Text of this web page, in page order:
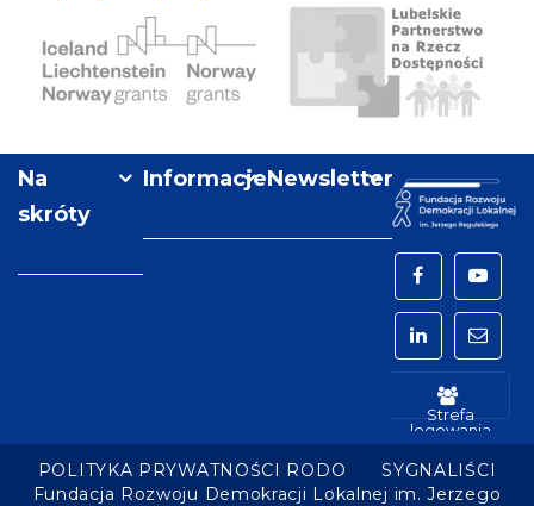
–
Fundusz
Regionalny
Partnerstwo
na
Na
skróty
InformacjeNewsletter
Facebook
LinkedIn
mail
Strefa
logowania
POLITYKA PRYWATNOŚCI RODO
SYGNALIŚCI
Fundacja Rozwoju Demokracji Lokalnej im. Jerzego